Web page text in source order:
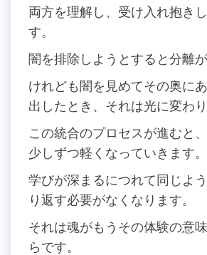
両方を理解し、受け入れ抱き
す。
闇を排除しようとすると分離が
けれども闇を見めてその奥に
出したとき、それは光に変わり
この統合のプロセスが進むと
少しずつ軽くなっていきます。
学びが深まるにつれて同じよ
り返す必要がなくなります。
それは魂がもうその体験の意
らです。